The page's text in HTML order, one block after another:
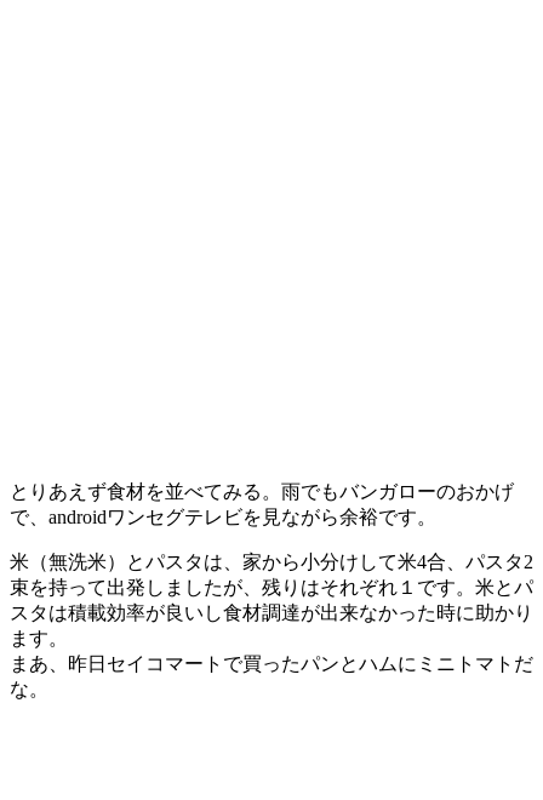
とりあえず食材を並べてみる。雨でもバンガローのおかげ
で、androidワンセグテレビを見ながら余裕です。
米（無洗米）とパスタは、家から小分けして米4合、パスタ2
束を持って出発しましたが、残りはそれぞれ１です。米とパ
スタは積載効率が良いし食材調達が出来なかった時に助かり
ます。
まあ、昨日セイコマートで買ったパンとハムにミニトマトだ
な。